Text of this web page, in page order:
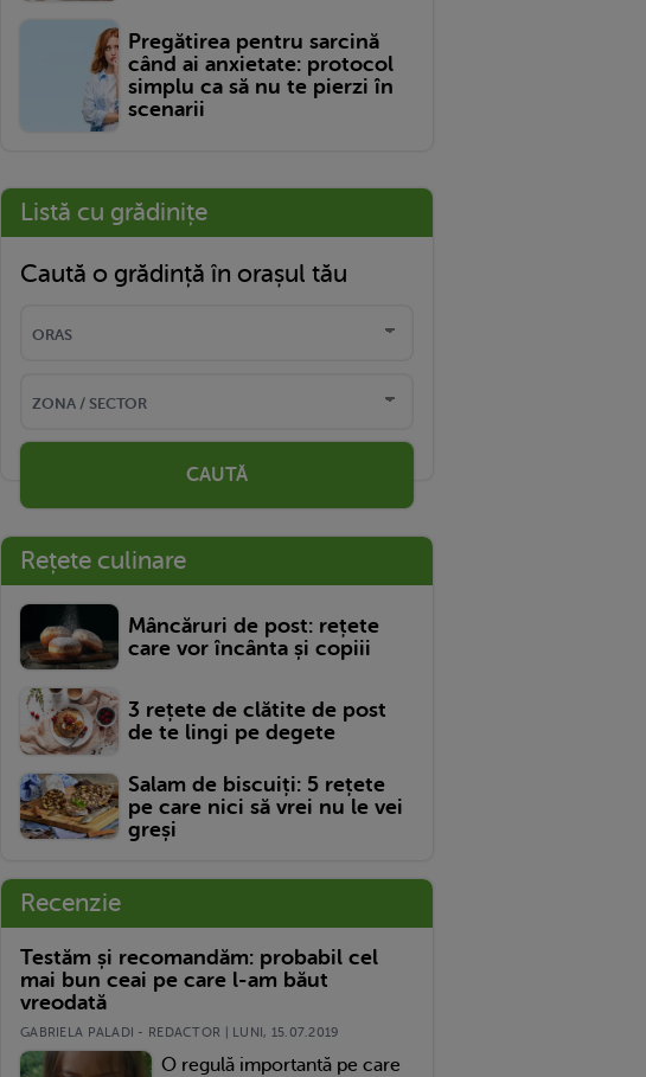
Pregătirea pentru sarcină
când ai anxietate: protocol
simplu ca să nu te pierzi în
scenarii
Listă cu grădinițe
Caută o grădință în orașul tău
CAUTĂ
Rețete culinare
Mâncăruri de post: rețete
care vor încânta și copiii
3 rețete de clătite de post
de te lingi pe degete
Salam de biscuiți: 5 rețete
pe care nici să vrei nu le vei
greși
Recenzie
Testăm și recomandăm: probabil cel
mai bun ceai pe care l-am băut
vreodată
GABRIELA PALADI - REDACTOR | LUNI, 15.07.2019
O regulă importantă pe care